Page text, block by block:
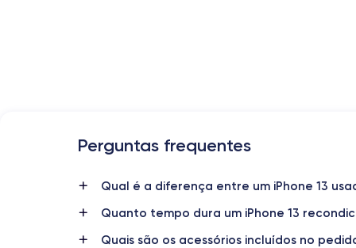
24/09/2021
Dimensões
Perguntas frequentes
Qual é a diferença entre um iPhone 13
Quanto tempo dura um iPhone 13
Quais são os acessórios incluídos no